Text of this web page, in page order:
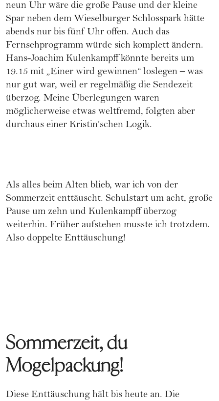
neun Uhr wäre die große Pause und der kleine
Spar neben dem Wieselburger Schlosspark hätte
abends nur bis fünf Uhr offen. Auch das
Fernsehprogramm würde sich komplett ändern.
Hans-Joachim Kulenkampff könnte bereits um
19.15 mit „Einer wird gewinnen“ loslegen – was
nur gut war, weil er regelmäßig die Sendezeit
überzog. Meine Überlegungen waren
möglicherweise etwas weltfremd, folgten aber
durchaus einer Kristin’schen Logik.
Als alles beim Alten blieb, war ich von der
Sommerzeit enttäuscht. Schulstart um acht, große
Pause um zehn und Kulenkampff überzog
weiterhin. Früher aufstehen musste ich trotzdem.
Also doppelte Enttäuschung!
Sommerzeit, du
Mogelpackung!
Diese Enttäuschung hält bis heute an. Die